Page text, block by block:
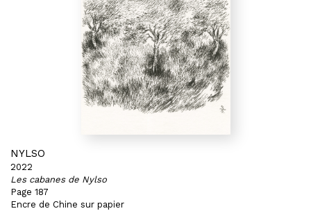
NYLSO
2022
Les cabanes de Nylso
Page 187
Encre de Chine sur papier